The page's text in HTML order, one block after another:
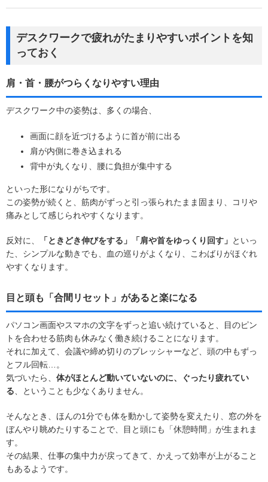
デスクワークで疲れがたまりやすいポイントを知
っておく
肩・首・腰がつらくなりやすい理由
デスクワーク中の姿勢は、多くの場合、
画面に顔を近づけるように首が前に出る
肩が内側に巻き込まれる
背中が丸くなり、腰に負担が集中する
といった形になりがちです。
この姿勢が続くと、筋肉がずっと引っ張られたまま固まり、コリや
痛みとして感じられやすくなります。
反対に、 「ときどき伸びをする」「肩や首をゆっくり回す」 といっ
た、シンプルな動きでも、血の巡りがよくなり、こわばりがほぐれ
やすくなります。
目と頭も「合間リセット」があると楽になる
パソコン画面やスマホの文字をずっと追い続けていると、目のピン
トを合わせる筋肉も休みなく働き続けることになります。
それに加えて、会議や締め切りのプレッシャーなど、頭の中もずっ
とフル回転…。
気づいたら、 体がほとんど動いていないのに、ぐったり疲れてい
る 、ということも少なくありません。
そんなとき、ほんの1分でも体を動かして姿勢を変えたり、窓の外を
ぼんやり眺めたりすることで、目と頭にも「休憩時間」が生まれま
す。
その結果、仕事の集中力が戻ってきて、かえって効率が上がること
もあるようです。